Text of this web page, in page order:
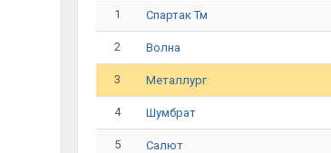
1 Спартак Тм
2 Волна
3 Металлург
4 Шумбрат
5 Салют